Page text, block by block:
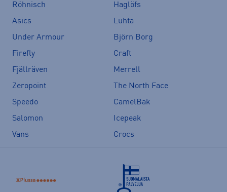
Röhnisch
Haglöfs
Asics
Luhta
Under Armour
Björn Borg
Firefly
Craft
Fjällräven
Merrell
Zeropoint
The North Face
Speedo
CamelBak
Salomon
Icepeak
Vans
Crocs